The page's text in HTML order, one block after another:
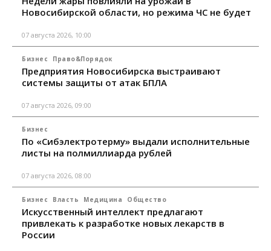
Новосибирской области, но режима ЧС не будет
07 августа 2026, 10:00
Бизнес Право&Порядок
Предприятия Новосибирска выстраивают
системы защиты от атак БПЛА
07 августа 2026, 09:00
Бизнес
По «Сибэлектротерму» выдали исполнительные
листы на полмиллиарда рублей
07 августа 2026, 08:00
Бизнес Власть Медицина Общество
Искусственный интеллект предлагают
привлекать к разработке новых лекарств в
России